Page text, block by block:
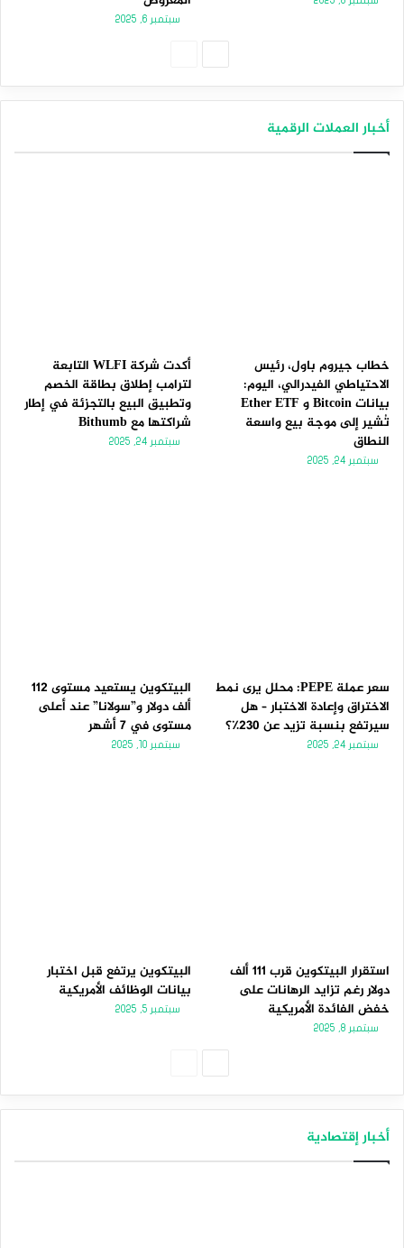
سبتمبر 6, 2025
أخبار العملات الرقمية
خطاب جيروم باول، رئيس
الاحتياطي الفيدرالي، اليوم:
بيانات Bitcoin و Ether ETF
تُشير إلى موجة بيع واسعة
النطاق
سبتمبر 24, 2025
أكدت شركة WLFI التابعة
لترامب إطلاق بطاقة الخصم
وتطبيق البيع بالتجزئة في إطار
شراكتها مع Bithumb
سبتمبر 24, 2025
سعر عملة PEPE: محلل يرى نمط
الاختراق وإعادة الاختبار – هل
سيرتفع بنسبة تزيد عن 230٪؟
سبتمبر 24, 2025
البيتكوين يستعيد مستوى 112
ألف دولار و”سولانا” عند أعلى
مستوى في 7 أشهر
سبتمبر 10, 2025
استقرار البيتكوين قرب 111 ألف
دولار رغم تزايد الرهانات على
خفض الفائدة الأمريكية
سبتمبر 8, 2025
البيتكوين يرتفع قبل اختبار
بيانات الوظائف الأمريكية
سبتمبر 5, 2025
أخبار إقتصادية